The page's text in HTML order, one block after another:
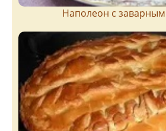
Наполеон с